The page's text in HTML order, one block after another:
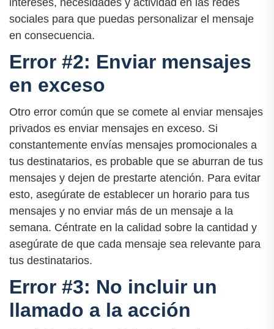
intereses, necesidades y actividad en las redes
sociales para que puedas personalizar el mensaje
en consecuencia.
Error #2: Enviar mensajes
en exceso
Otro error común que se comete al enviar mensajes
privados es enviar mensajes en exceso. Si
constantemente envías mensajes promocionales a
tus destinatarios, es probable que se aburran de tus
mensajes y dejen de prestarte atención. Para evitar
esto, asegúrate de establecer un horario para tus
mensajes y no enviar más de un mensaje a la
semana. Céntrate en la calidad sobre la cantidad y
asegúrate de que cada mensaje sea relevante para
tus destinatarios.
Error #3: No incluir un
llamado a la acción